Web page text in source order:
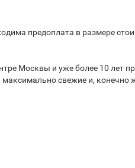
предоплата в размере
Москвы и уже более 10 лет
свежие и, конечно